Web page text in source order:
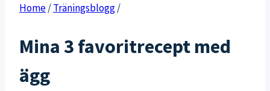
Home/Träningsblogg/
Mina 3 favoritrecept med
ägg